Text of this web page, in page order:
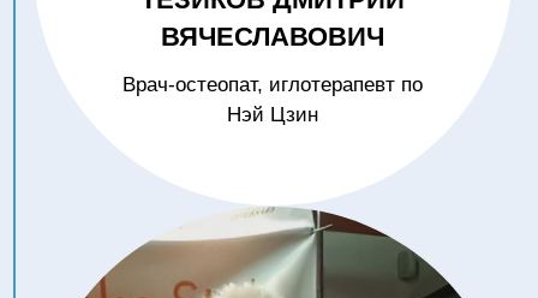
потомственный врач китайской
династии Лин